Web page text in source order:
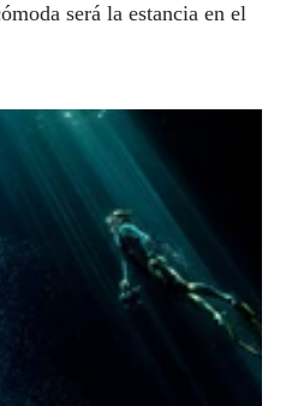
será la estancia en el